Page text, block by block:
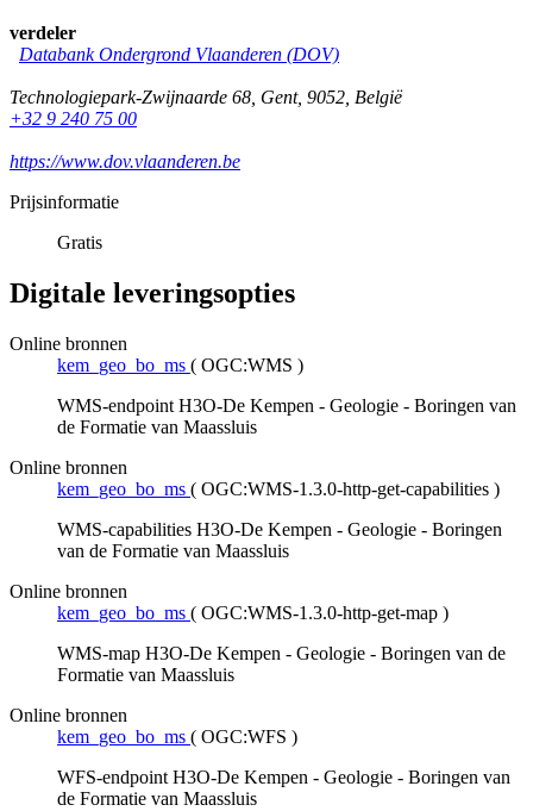
verdeler
Databank Ondergrond Vlaanderen (DOV)
Technologiepark-Zwijnaarde 68, Gent, 9052, België
+32 9 240 75 00
https://www.dov.vlaanderen.be
Prijsinformatie
Gratis
Digitale leveringsopties
Online bronnen
kem_geo_bo_ms ( OGC:WMS )
WMS-endpoint H3O-De Kempen - Geologie - Boringen van
de Formatie van Maassluis
Online bronnen
kem_geo_bo_ms ( OGC:WMS-1.3.0-http-get-capabilities )
WMS-capabilities H3O-De Kempen - Geologie - Boringen
van de Formatie van Maassluis
Online bronnen
kem_geo_bo_ms ( OGC:WMS-1.3.0-http-get-map )
WMS-map H3O-De Kempen - Geologie - Boringen van de
Formatie van Maassluis
Online bronnen
kem_geo_bo_ms ( OGC:WFS )
WFS-endpoint H3O-De Kempen - Geologie - Boringen van
de Formatie van Maassluis